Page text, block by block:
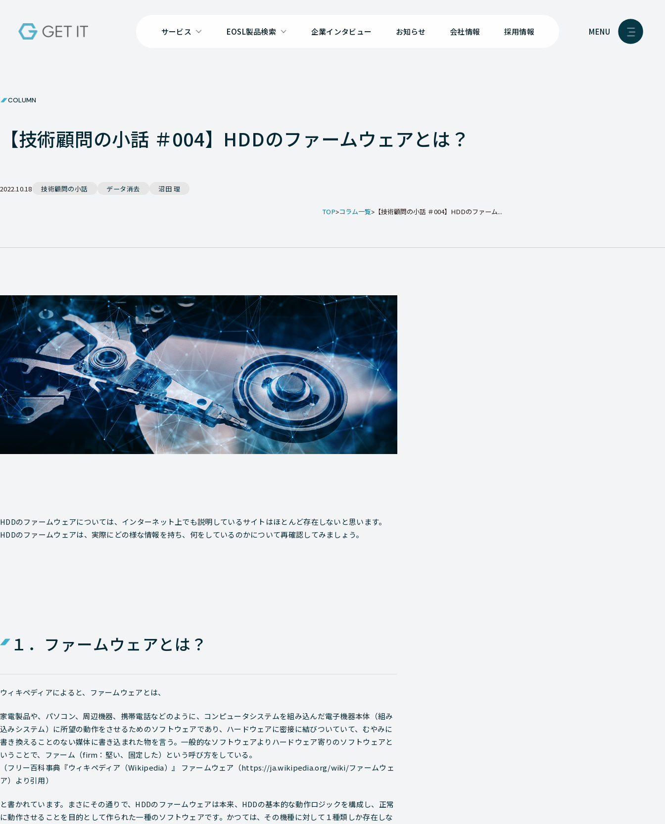
サービス EOSL製品検索 企業インタビュー お知らせ 会社情報 採用情報 MENU
COLUMN
【技術顧問の小話 ＃004】HDDのファームウェアとは？
2022.10.18 技術顧問の小話 データ消去 沼田 理
TOP コラム一覧 【技術顧問の小話 ＃004】HDDのファーム...
HDDのファームウェアについては、インターネット上でも説明しているサイトはほとんど存在しないと思います。
HDDのファームウェアは、実際にどの様な情報を持ち、何をしているのかについて再確認してみましょう。
１．ファームウェアとは？
ウィキペディアによると、ファームウェアとは、
家電製品や、パソコン、周辺機器、携帯電話などのように、コンピュータシステムを組み込んだ電子機器本体（組み
込みシステム）に所望の動作をさせるためのソフトウェアであり、ハードウェアに密接に結びついていて、むやみに
書き換えることのない媒体に書き込まれた物を言う。一般的なソフトウェアよりハードウェア寄りのソフトウェアと
いうことで、ファーム（firm：堅い、固定した）という呼び方をしている。
（フリー百科事典『ウィキペディア（Wikipedia）』 ファームウェア（https://ja.wikipedia.org/wiki/ファームウェ
ア）より引用）
と書かれています。まさにその通りで、HDDのファームウェアは本来、HDDの基本的な動作ロジックを構成し、正常
に動作させることを目的として作られた一種のソフトウェアです。かつては、その機種に対して１種類しか存在しな